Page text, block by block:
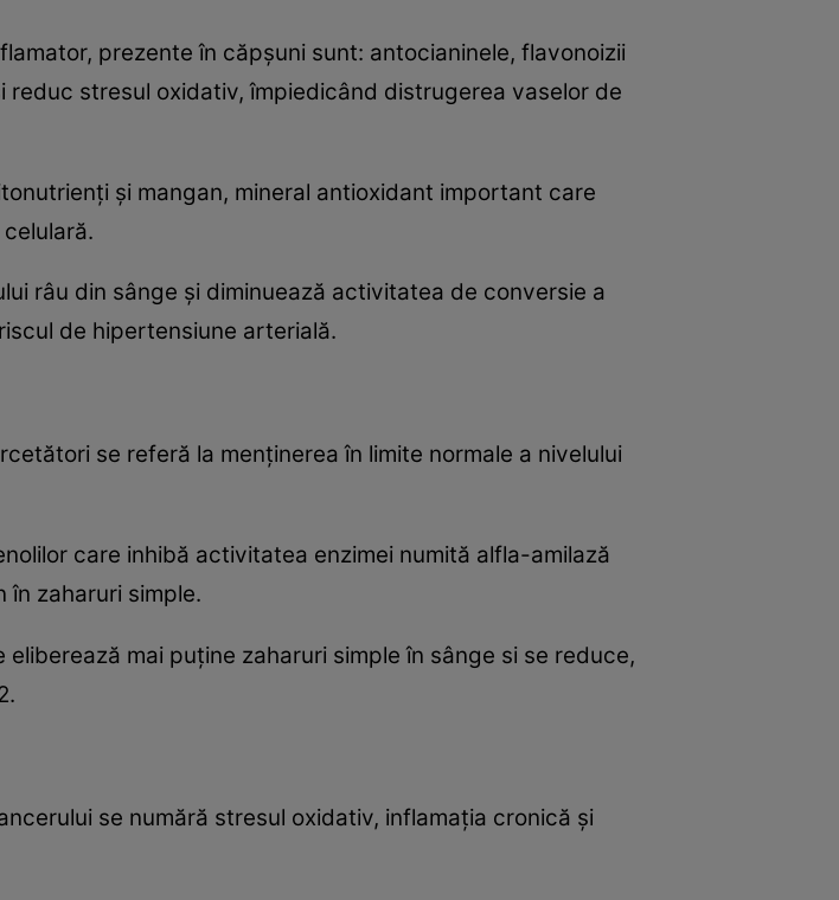
prezente în căpşuni sunt: antocianinele, flavonoizii
stresul oxidativ, împiedicând distrugerea vaselor de
şi mangan, mineral antioxidant important care
râu din sânge şi diminuează activitatea de conversie a
de hipertensiune arterială.
se referă la menţinerea în limite normale a nivelului
care inhibă activitatea enzimei numită alfla-amilază
în zaharuri simple.
mai puţine zaharuri simple în sânge si se reduce,
se numără stresul oxidativ, inflamaţia cronică şi